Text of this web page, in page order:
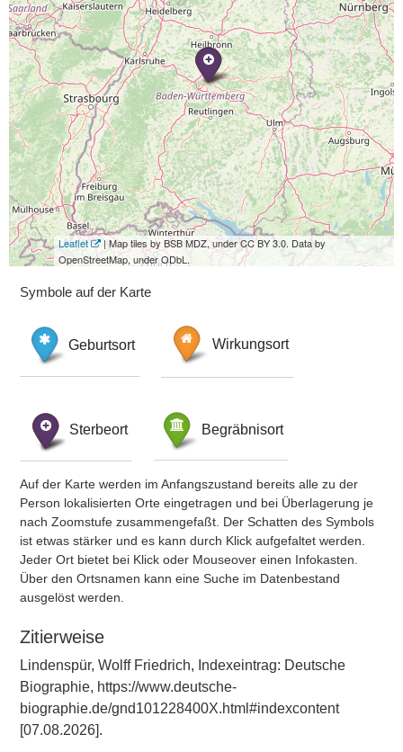
Leaflet
| Map tiles by BSB MDZ, under CC BY 3.0. Data by
OpenStreetMap, under ODbL.
Symbole auf der Karte
Geburtsort Wirkungsort
Sterbeort Begräbnisort
Auf der Karte werden im Anfangszustand bereits alle zu der
Person lokalisierten Orte eingetragen und bei Überlagerung je
nach Zoomstufe zusammengefaßt. Der Schatten des Symbols
ist etwas stärker und es kann durch Klick aufgefaltet werden.
Jeder Ort bietet bei Klick oder Mouseover einen Infokasten.
Über den Ortsnamen kann eine Suche im Datenbestand
ausgelöst werden.
Zitierweise
Lindenspür, Wolff Friedrich, Indexeintrag: Deutsche
Biographie, https://www.deutsche-
biographie.de/gnd101228400X.html#indexcontent
[07.08.2026].